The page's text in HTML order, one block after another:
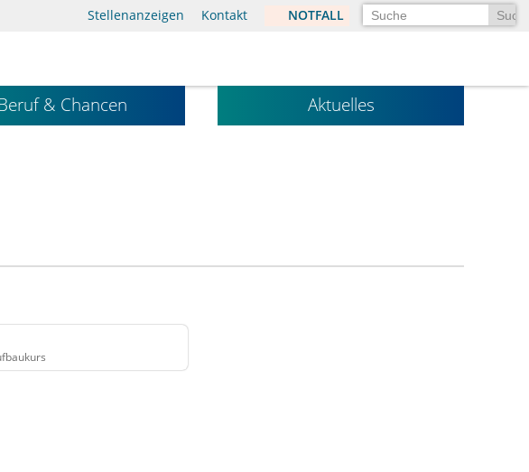
Stellenanzeigen Kontakt NOTFALL Suchen
Beruf & Chancen Aktuelles